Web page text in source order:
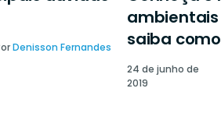
Denisson Fernandes
saiba
24 de junho de
2019